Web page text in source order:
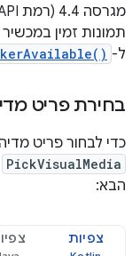
תמונות זמין
ל-
בחירת פריט
כדי לבחור פריט
PickVisualMedia
הבא:
צפיות